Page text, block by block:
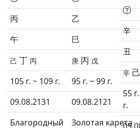
丙 乙
午
巳
己 丁 丙 庚 丙 戊
105 г. ~ 109 г. 95 г. ~ 99 г.
09.08.2131
09.08.2121
Благородный
Золотая карета
辛
丑
辛 己
55
г.